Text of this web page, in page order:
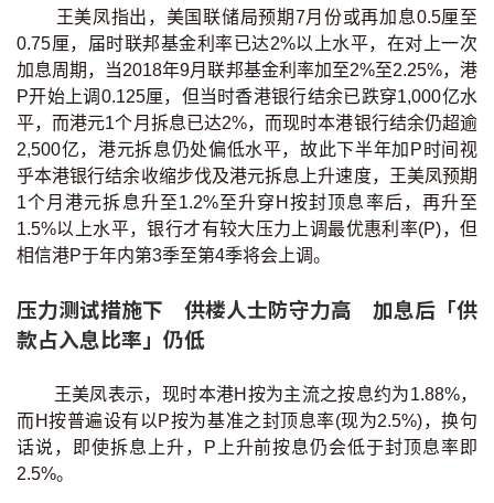
王美凤指出，美国联储局预期7月份或再加息0.5厘至
0.75厘，届时联邦基金利率已达2%以上水平，在对上一次
加息周期，当2018年9月联邦基金利率加至2%至2.25%，港
P开始上调0.125厘，但当时香港银行结余已跌穿1,000亿水
平，而港元1个月拆息已达2%，而现时本港银行结余仍超逾
2,500亿，港元拆息仍处偏低水平，故此下半年加P时间视
乎本港银行结余收缩步伐及港元拆息上升速度，王美凤预期
1个月港元拆息升至1.2%至升穿H按封顶息率后，再升至
1.5%以上水平，银行才有较大压力上调最优惠利率(P)，但
相信港P于年内第3季至第4季将会上调。
压力测试措施下 供楼人士防守力高 加息后「供
款占入息比率」仍低
王美凤表示，现时本港H按为主流之按息约为1.88%，
而H按普遍设有以P按为基准之封顶息率(现为2.5%)，换句
话说，即使拆息上升，P上升前按息仍会低于封顶息率即
2.5%。